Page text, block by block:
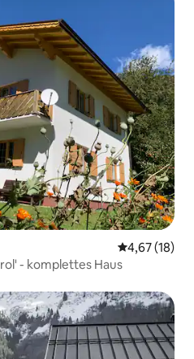
4,67 (18)
- komplettes Haus